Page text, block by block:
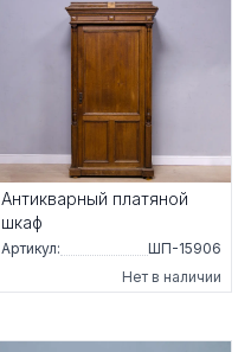
Антикварный платяной
шкаф
Артикул:
ШП-15906
Нет в наличии